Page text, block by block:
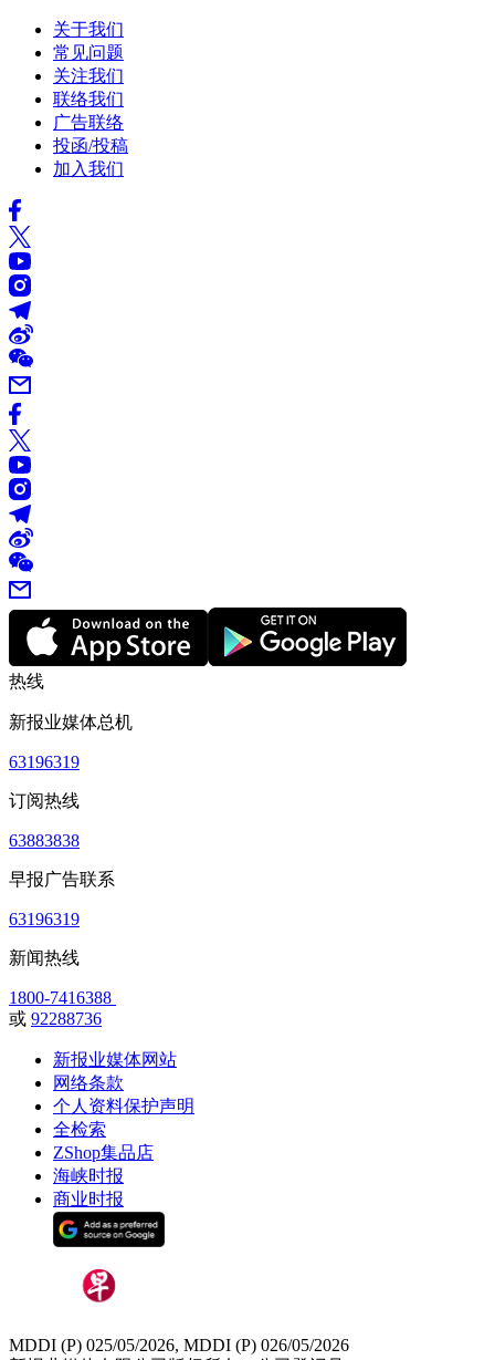
关于我们
常见问题
关注我们
联络我们
广告联络
投函/投稿
加入我们
热线
新报业媒体总机
63196319
订阅热线
63883838
早报广告联系
63196319
新闻热线
1800-7416388
或 92288736
新报业媒体网站
网络条款
个人资料保护声明
全检索
ZShop集品店
海峡时报
商业时报
MDDI (P) 025/05/2026, MDDI (P) 026/05/2026